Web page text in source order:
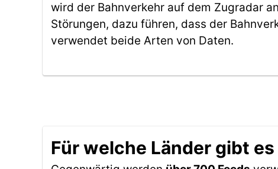
wird der Bahnverkehr auf dem Zugradar
Störungen, dazu führen, dass der
verwendet beide Arten von Daten.
Für welche Länder gibt